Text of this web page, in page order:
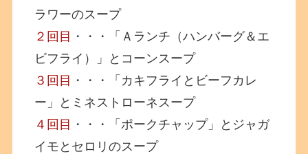
ラワーのスープ
２回目 ・・・「Ａランチ（ハンバーグ＆エ
ビフライ）」とコーンスープ
３回目 ・・・「カキフライとビーフカレ
ー」とミネストローネスープ
４回目 ・・・「ポークチャップ」とジャガ
イモとセロリのスープ